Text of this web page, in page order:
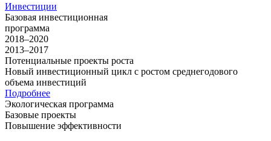
Инвестиции
Базовая инвестиционная
программа
2018–2020
2013–2017
Потенциальные проекты роста
Новый инвестиционный цикл с ростом среднегодового
объема инвестиций
Подробнее
Экологическая программа
Базовые проекты
Повышение эффективности